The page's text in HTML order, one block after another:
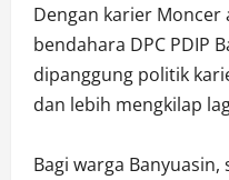
Dengan karier Moncer
bendahara DPC PDIP
dipanggung politik
dan lebih mengkilap
Bagi warga